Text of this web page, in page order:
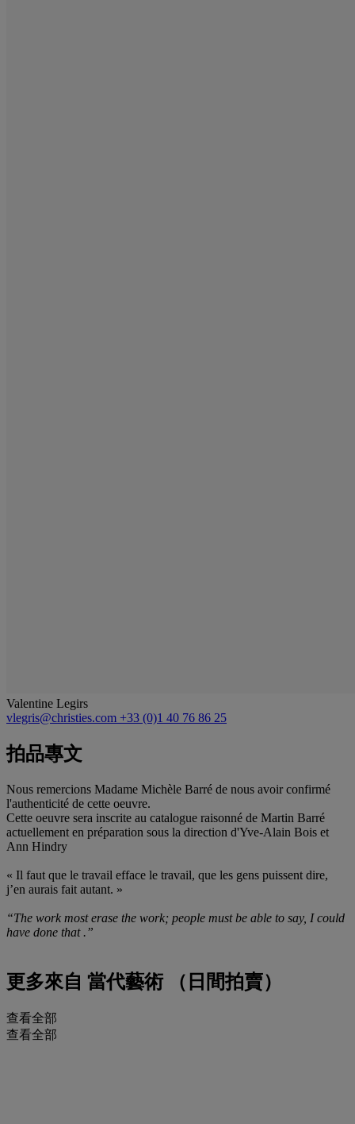
Valentine Legirs
vlegris@christies.com +33 (0)1 40 76 86 25
拍品專文
Nous remercions Madame Michèle Barré de nous avoir confirmé
l'authenticité de cette oeuvre.
Cette oeuvre sera inscrite au catalogue raisonné de Martin Barré
actuellement en préparation sous la direction d'Yve-Alain Bois et
Ann Hindry
« Il faut que le travail efface le travail, que les gens puissent dire,
j’en aurais fait autant. »
“The work most erase the work; people must be able to say, I could
have done that .”
更多來自 當代藝術 （日間拍賣）
查看全部
查看全部